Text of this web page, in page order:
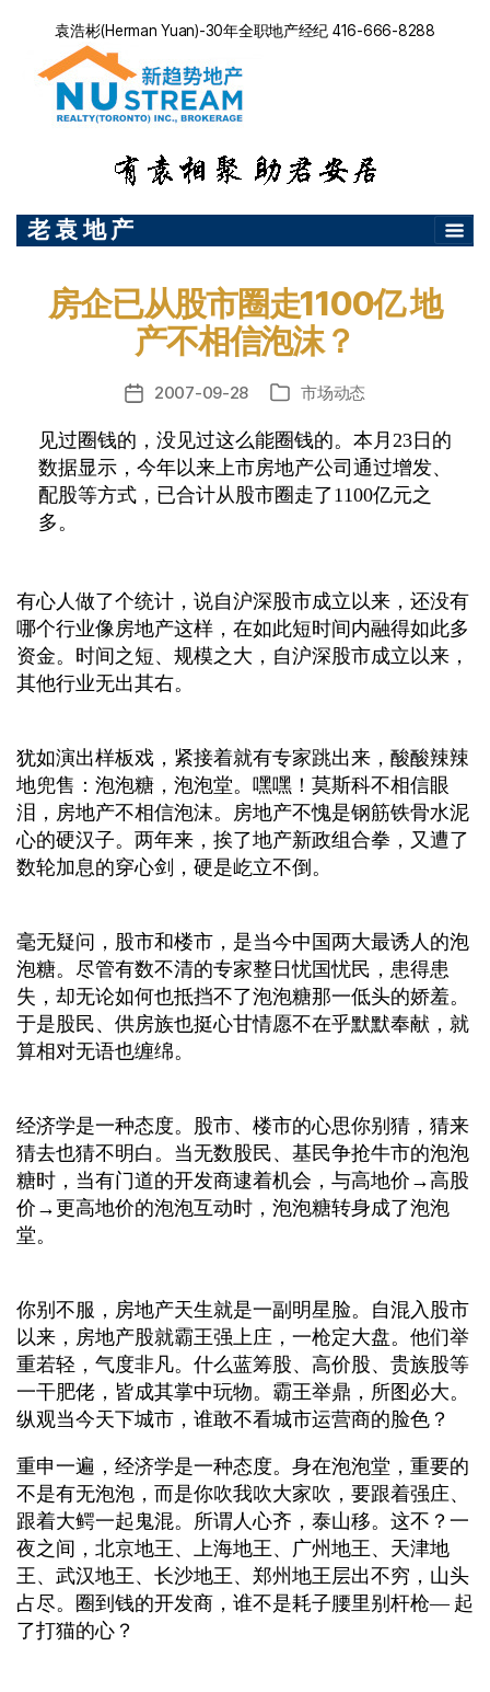
袁浩彬(Herman Yuan)-30年全职地产经纪 416-666-8288
老 袁 地 产
房企已从股市圈走1100亿 地
产不相信泡沫？
发
日
期
2007-09-28
分 市场动态
见过圈钱的，没见过这么能圈钱的。本月23日的
数据显示，今年以来上市房地产公司通过增发、
配股等方式，已合计从股市圈走了1100亿元之
多。
有心人做了个统计，说自沪深股市成立以来，还没有
哪个行业像房地产这样，在如此短时间内融得如此多
资金。时间之短、规模之大，自沪深股市成立以来，
其他行业无出其右。
犹如演出样板戏，紧接着就有专家跳出来，酸酸辣辣
地兜售：泡泡糖，泡泡堂。嘿嘿！莫斯科不相信眼
泪，房地产不相信泡沫。房地产不愧是钢筋铁骨水泥
心的硬汉子。两年来，挨了地产新政组合拳，又遭了
数轮加息的穿心剑，硬是屹立不倒。
毫无疑问，股市和楼市，是当今中国两大最诱人的泡
泡糖。尽管有数不清的专家整日忧国忧民，患得患
失，却无论如何也抵挡不了泡泡糖那一低头的娇羞。
于是股民、供房族也挺心甘情愿不在乎默默奉献，就
算相对无语也缠绵。
经济学是一种态度。股市、楼市的心思你别猜，猜来
猜去也猜不明白。当无数股民、基民争抢牛市的泡泡
糖时，当有门道的开发商逮着机会，与高地价→高股
价→更高地价的泡泡互动时，泡泡糖转身成了泡泡
堂。
你别不服，房地产天生就是一副明星脸。自混入股市
以来，房地产股就霸王强上庄，一枪定大盘。他们举
重若轻，气度非凡。什么蓝筹股、高价股、贵族股等
一干肥佬，皆成其掌中玩物。霸王举鼎，所图必大。
纵观当今天下城市，谁敢不看城市运营商的脸色？
重申一遍，经济学是一种态度。身在泡泡堂，重要的
不是有无泡泡，而是你吹我吹大家吹，要跟着强庄、
跟着大鳄一起鬼混。所谓人心齐，泰山移。这不？一
夜之间，北京地王、上海地王、广州地王、天津地
王、武汉地王、长沙地王、郑州地王层出不穷，山头
占尽。圈到钱的开发商，谁不是耗子腰里别杆枪— 起
了打猫的心？